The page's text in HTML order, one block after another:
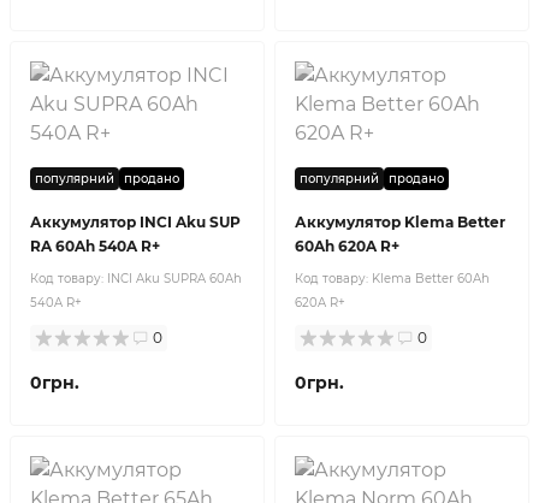
популярний продано
Аккумулятор INCI Aku SUP
RA 60Ah 540A R+
Код товару: INCI Aku SUPRA 60Ah
540A R+
0
0грн.
популярний продано
Аккумулятор Klema Better
60Ah 620A R+
Код товару: Klema Better 60Ah
620A R+
0
0грн.